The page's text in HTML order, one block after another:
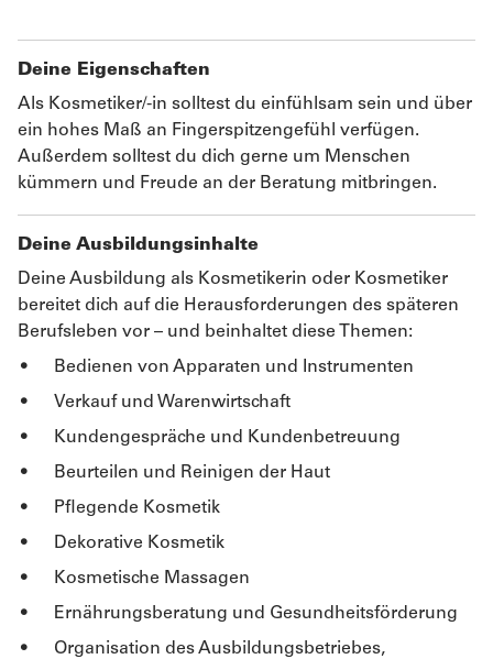
Deine Eigenschaften
Als Kosmetiker/-in solltest du einfühlsam sein und über
ein hohes Maß an Fingerspitzengefühl verfügen.
Außerdem solltest du dich gerne um Menschen
kümmern und Freude an der Beratung mitbringen.
Deine Ausbildungsinhalte
Deine Ausbildung als Kosmetikerin oder Kosmetiker
bereitet dich auf die Herausforderungen des späteren
Berufsleben vor – und beinhaltet diese Themen:
Bedienen von Apparaten und Instrumenten
Verkauf und Warenwirtschaft
Kundengespräche und Kundenbetreuung
Beurteilen und Reinigen der Haut
Pflegende Kosmetik
Dekorative Kosmetik
Kosmetische Massagen
Ernährungsberatung und Gesundheitsförderung
Organisation des Ausbildungsbetriebes,